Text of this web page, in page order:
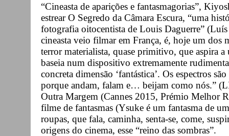
“Cineasta de aparições e fantasmagorias”,
estrear O Segredo da Câmara Escura, “uma
fotografia oitocentista de Louis Daguerre”
cineasta veio filmar em França, é, hoje um dos
terror materialista, quase primitivo, que aspira
baseia num dispositivo extremamente
concreta dimensão ‘fantástica’. Os espectros
porque andam, falam e… beijam como nós.”
Outra Margem (Cannes 2015, Prémio Melhor
filme de fantasmas (Ysuke é um fantasma de
roupas, que fala, caminha, senta-se, come,
origens do cinema, esse “reino das sombras”.